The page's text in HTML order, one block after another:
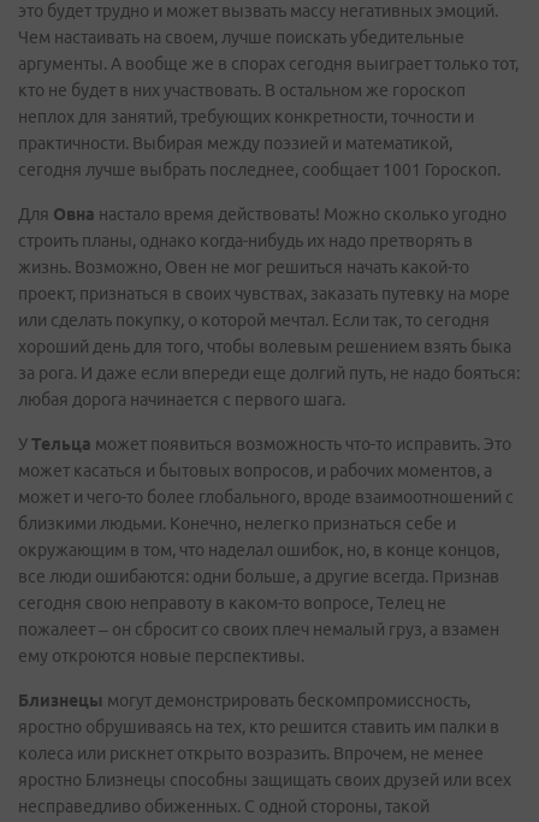
это будет трудно и может вызвать массу негативных эмоций.
Чем настаивать на своем, лучше поискать убедительные
аргументы. А вообще же в спорах сегодня выиграет только тот,
кто не будет в них участвовать. В остальном же гороскоп
неплох для занятий, требующих конкретности, точности и
практичности. Выбирая между поэзией и математикой,
сегодня лучше выбрать последнее, сообщает 1001 Гороскоп.
Для Овна настало время действовать! Можно сколько угодно
строить планы, однако когда-нибудь их надо претворять в
жизнь. Возможно, Овен не мог решиться начать какой-то
проект, признаться в своих чувствах, заказать путевку на море
или сделать покупку, о которой мечтал. Если так, то сегодня
хороший день для того, чтобы волевым решением взять быка
за рога. И даже если впереди еще долгий путь, не надо бояться:
любая дорога начинается с первого шага.
УТельца может появиться возможность что-то исправить. Это
может касаться и бытовых вопросов, и рабочих моментов, а
может и чего-то более глобального, вроде взаимоотношений с
близкими людьми. Конечно, нелегко признаться себе и
окружающим в том, что наделал ошибок, но, в конце концов,
все люди ошибаются: одни больше, а другие всегда. Признав
сегодня свою неправоту в каком-то вопросе, Телец не
пожалеет – он сбросит со своих плеч немалый груз, а взамен
ему откроются новые перспективы.
Близнецы могут демонстрировать бескомпромиссность,
яростно обрушиваясь на тех, кто решится ставить им палки в
колеса или рискнет открыто возразить. Впрочем, не менее
яростно Близнецы способны защищать своих друзей или всех
несправедливо обиженных. С одной стороны, такой